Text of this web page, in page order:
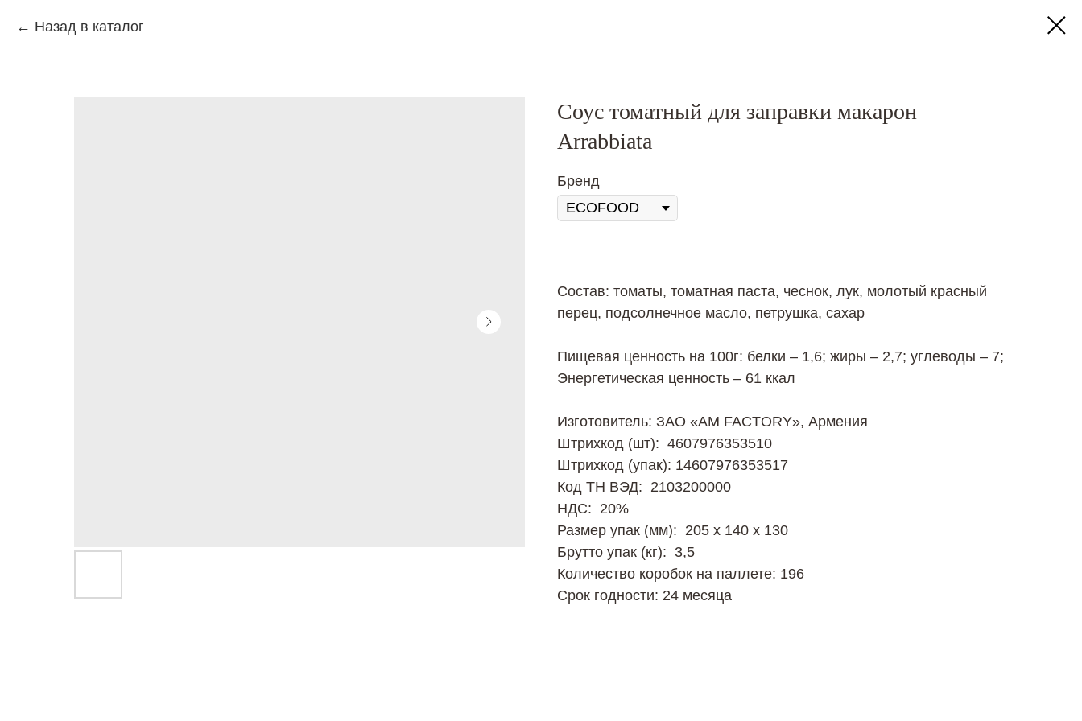
Назад в каталог
Соус томатный для заправки макарон
Arrabbiata
Бренд
Состав: томаты, томатная паста, чеснок, лук, молотый красный
перец, подсолнечное масло, петрушка, сахар
Пищевая ценность на 100г: белки – 1,6; жиры – 2,7; углеводы – 7;
Энергетическая ценность – 61 ккал
Изготовитель: ЗАО «AM FACTORY», Армения
Штрихкод (шт): 4607976353510
Штрихкод (упак): 14607976353517
Код ТН ВЭД: 2103200000
НДС: 20%
Размер упак (мм): 205 х 140 х 130
Брутто упак (кг): 3,5
Количество коробок на паллете: 196
Срок годности: 24 месяца